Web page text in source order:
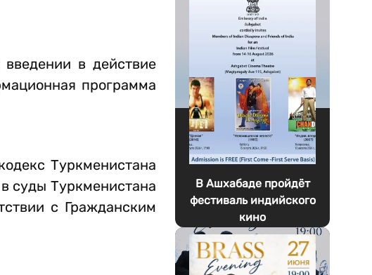
в действие
программа
Туркменистана
суды Туркменистана
с Гражданским
В Ашхабаде пройдёт
фестиваль индийского
кино